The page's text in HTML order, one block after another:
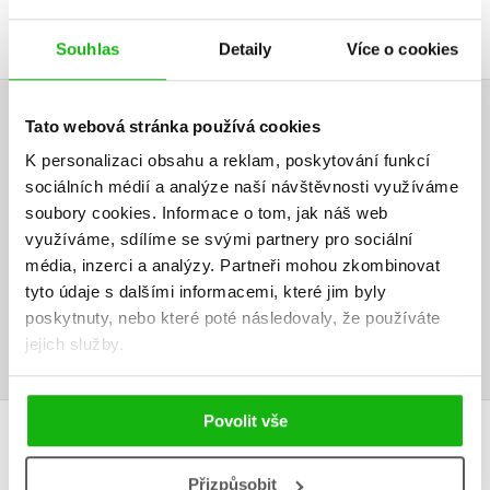
Souhlas Detaily Více o cookies
Tato webová stránka používá cookies
K personalizaci obsahu a reklam, poskytování funkcí
sociálních médií a analýze naší návštěvnosti využíváme
soubory cookies. Informace o tom, jak náš web
využíváme, sdílíme se svými partnery pro sociální
média, inzerci a analýzy. Partneři mohou zkombinovat
tyto údaje s dalšími informacemi, které jim byly
poskytnuty, nebo které poté následovaly, že používáte
jejich služby.
Povolit vše
Přizpůsobit
HODNOCENÍ ČTENÁŘŮ
V současné době nejsou vytvořena žádná uživatelská hodnocení.
Vaše hodnocení
Uživatelskou recenzi mohou vkládat pouze registrovaní uživatelé
Přihlásit
MOHLO BY VÁS TAKÉ ZAJÍMAT